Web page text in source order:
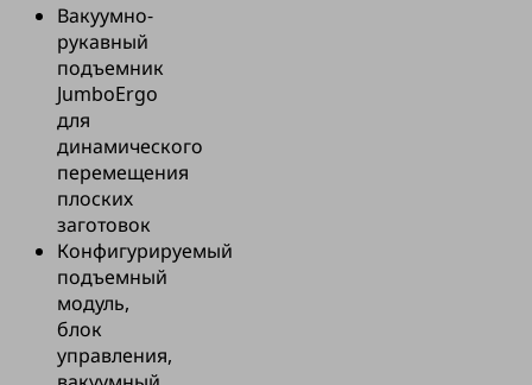
Вакуумно-
рукавный
подъемник
JumboErgo
для
динамического
перемещения
плоских
заготовок
Конфигурируемый
подъемный
модуль,
блок
управления,